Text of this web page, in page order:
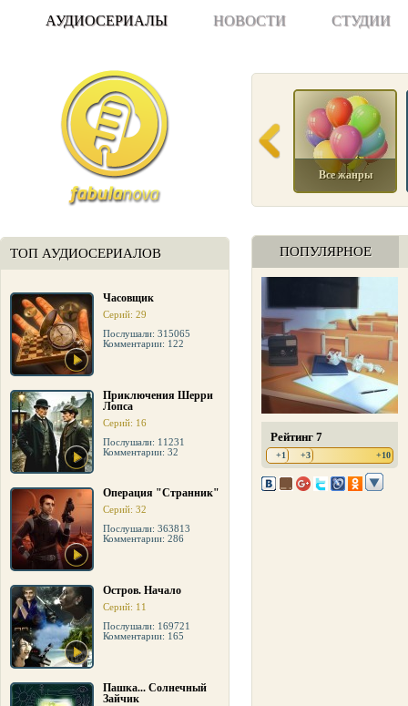
АУДИОСЕРИАЛЫ НОВОСТИ СТУДИИ
ТОП АУДИОСЕРИАЛОВ
Часовщик
Серий: 29
Послушали: 315065
Комментарии: 122
Приключения Шерри
Лопса
Серий: 16
Послушали: 11231
Комментарии: 32
Операция "Странник"
Серий: 32
Послушали: 363813
Комментарии: 286
Остров. Начало
Серий: 11
Послушали: 169721
Комментарии: 165
Пашка... Солнечный
Зайчик
Все жанры
ПОПУЛЯРНОЕ
Рейтинг 7
+1 +3 +10